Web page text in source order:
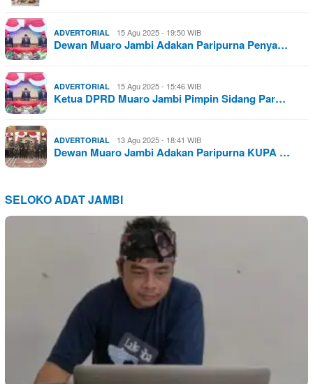
ADVERTORIAL 15 Agu 2025 - 19:50 WIB
Dewan Muaro Jambi Adakan Paripurna Penya…
ADVERTORIAL 15 Agu 2025 - 15:46 WIB
Ketua DPRD Muaro Jambi Pimpin Sidang Par…
ADVERTORIAL 13 Agu 2025 - 18:41 WIB
Dewan Muaro Jambi Adakan Paripurna KUPA …
SELOKO ADAT JAMBI